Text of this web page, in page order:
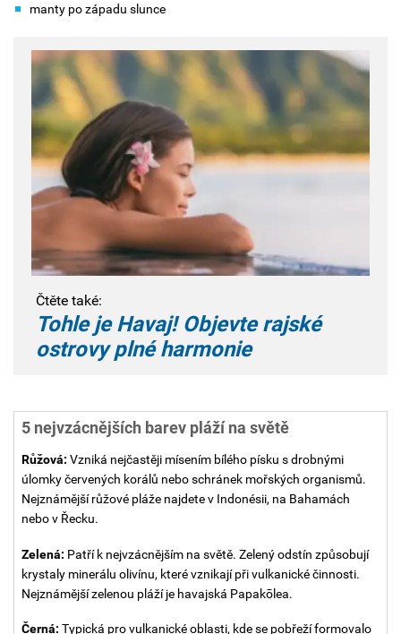
manty po západu slunce
Čtěte také:
Tohle je Havaj! Objevte rajské
ostrovy plné harmonie
5 nejvzácnějších barev pláží na světě
Růžová: Vzniká nejčastěji mísením bílého písku s drobnými
úlomky červených korálů nebo schránek mořských organismů.
Nejznámější růžové pláže najdete v Indonésii, na Bahamách
nebo v Řecku.
Zelená: Patří k nejvzácnějším na světě. Zelený odstín způsobují
krystaly minerálu olivínu, které vznikají při vulkanické činnosti.
Nejznámější zelenou pláží je havajská Papakōlea.
Černá: Typická pro vulkanické oblasti, kde se pobřeží formovalo